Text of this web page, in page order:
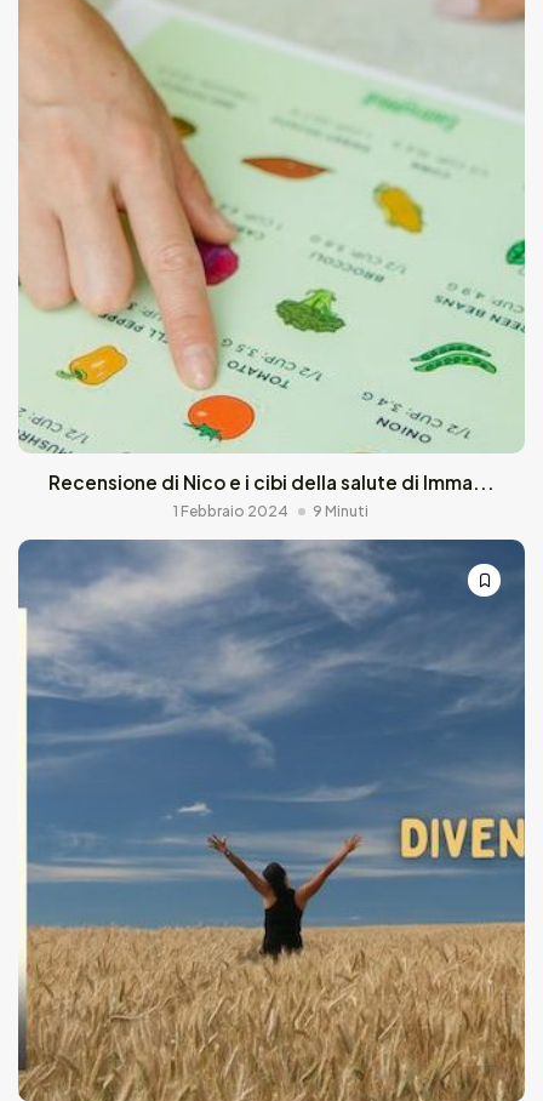
Recensione di Nico e i cibi della salute di Imma...
1 Febbraio 2024 9 Minuti